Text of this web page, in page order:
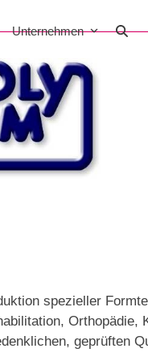
Unternehmen
spezieller
Orthopädie,
geprüften